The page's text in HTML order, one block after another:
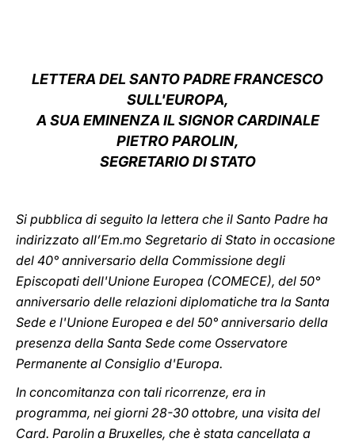
LETTERA DEL SANTO PADRE FRANCESCO
SULL'EUROPA,
A SUA EMINENZA IL SIGNOR CARDINALE
PIETRO PAROLIN,
SEGRETARIO DI STATO
Si pubblica di seguito la lettera che il Santo Padre ha
indirizzato all’Em.mo Segretario di Stato in occasione
del 40° anniversario della Commissione degli
Episcopati dell'Unione Europea (COMECE), del 50°
anniversario delle relazioni diplomatiche tra la Santa
Sede e l'Unione Europea e del 50° anniversario della
presenza della Santa Sede come Osservatore
Permanente al Consiglio d'Europa.
In concomitanza con tali ricorrenze, era in
programma, nei giorni 28-30 ottobre, una visita del
Card. Parolin a Bruxelles, che è stata cancellata a